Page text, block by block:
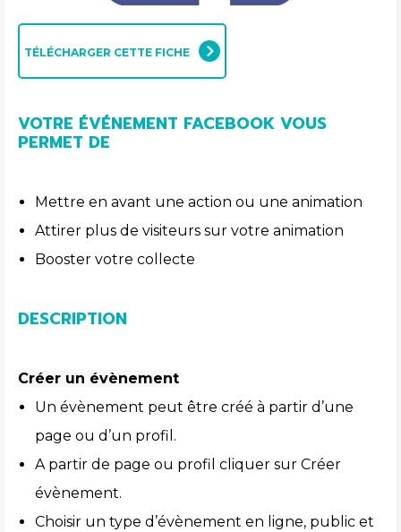
TÉLÉCHARGER CETTE FICHE
VOTRE ÉVÉNEMENT FACEBOOK VOUS
PERMET DE
Mettre en avant une action ou une animation
Attirer plus de visiteurs sur votre animation
Booster votre collecte
DESCRIPTION
Créer un évènement
Un évènement peut être créé à partir d’une
page ou d’un profil.
A partir de page ou profil cliquer sur Créer
évènement.
Choisir un type d’évènement en ligne, public et